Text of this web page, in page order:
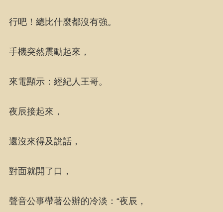
行吧！總比什麼都沒有強。
手機突然震動起來，
來電顯示：經紀人王哥。
夜辰接起來，
還沒來得及說話，
對面就開了口，
聲音公事帶著公辦的冷淡：“夜辰，